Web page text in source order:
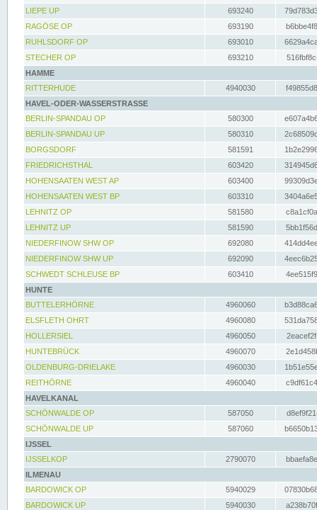
LIEPE UP
693240
RAGÖSE OP
693190
RUHLSDORF OP
693010
STECHER OP
693210
HAMME
RITTERHUDE
4940030
HAVEL-ODER-WASSERSTRASSE
BERLIN-SPANDAU OP
580300
BERLIN-SPANDAU UP
580310
BORGSDORF
581591
FRIEDRICHSTHAL
603420
HOHENSAATEN WEST AP
603400
HOHENSAATEN WEST BP
603310
LEHNITZ OP
581580
LEHNITZ UP
581590
NIEDERFINOW SHW OP
692080
NIEDERFINOW SHW UP
692090
SCHWEDT SCHLEUSE BP
603410
HUNTE
BUTTELERHÖRNE
4960060
ELSFLETH OHRT
4960080
HOLLERSIEL
4960050
HUNTEBRÜCK
4960070
OLDENBURG-DRIELAKE
4960030
REITHÖRNE
4960040
HAVELKANAL
SCHÖNWALDE OP
587050
SCHÖNWALDE UP
587060
IJSSEL
IJSSELKOP
2790070
ILMENAU
BARDOWICK OP
5940029
BARDOWICK UP
5940030